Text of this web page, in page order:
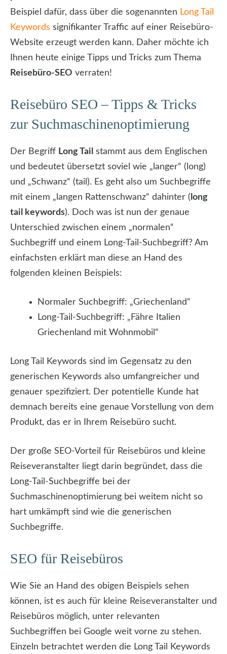
Beispiel dafür, dass über die sogenannten Long Tail
Keywords signifikanter Traffic auf einer Reisebüro-
Website erzeugt werden kann. Daher möchte ich
Ihnen heute einige Tipps und Tricks zum Thema
Reisebüro-SEO verraten!
Reisebüro SEO – Tipps & Tricks
zur Suchmaschinenoptimierung
Der Begriff Long Tail stammt aus dem Englischen
und bedeutet übersetzt soviel wie „langer“ (long)
und „Schwanz“ (tail). Es geht also um Suchbegriffe
mit einem „langen Rattenschwanz“ dahinter ( long
tail keywords). Doch was ist nun der genaue
Unterschied zwischen einem „normalen“
Suchbegriff und einem Long-Tail-Suchbegriff? Am
einfachsten erklärt man diese an Hand des
folgenden kleinen Beispiels:
Normaler Suchbegriff: „Griechenland“
Long-Tail-Suchbegriff: „Fähre Italien
Griechenland mit Wohnmobil“
Long Tail Keywords sind im Gegensatz zu den
generischen Keywords also umfangreicher und
genauer spezifiziert. Der potentielle Kunde hat
demnach bereits eine genaue Vorstellung von dem
Produkt, das er in Ihrem Reisebüro sucht.
Der große SEO-Vorteil für Reisebüros und kleine
Reiseveranstalter liegt darin begründet, dass die
Long-Tail-Suchbegriffe bei der
Suchmaschinenoptimierung bei weitem nicht so
hart umkämpft sind wie die generischen
Suchbegriffe.
SEO für Reisebüros
Wie Sie an Hand des obigen Beispiels sehen
können, ist es auch für kleine Reiseveranstalter und
Reisebüros möglich, unter relevanten
Suchbegriffen bei Google weit vorne zu stehen.
Einzeln betrachtet werden die Long Tail Keywords